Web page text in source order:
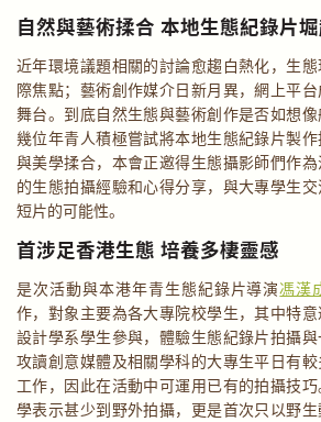
自然與藝術揉合 本地生態紀錄片
近年環境議題相關的討論愈趨白熱化，生
際焦點；藝術創作媒介日新月異，網上平
舞台。到底自然生態與藝術創作是否如想
幾位年青人積極嘗試將本地生態紀錄片製
與美學揉合，本會正邀得生態攝影師們作
的生態拍攝經驗和心得分享，與大專學生
短片的可能性。
首涉足香港生態 培養多棲靈感
是次活動與本港年青生態紀錄片導演馮漢
作，對象主要為各大專院校學生，其中特
設計學系學生參與，體驗生態紀錄片拍攝與
攻讀創意媒體及相關學科的大專生平日有
工作，因此在活動中可運用已有的拍攝技
學表示甚少到野外拍攝，更是首次只以野